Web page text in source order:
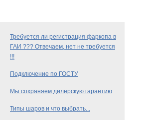
Требуется ли регистрация фаркопа в
ГАИ ??? Отвечаем, нет не требуется
!!!
Подключение по ГОСТУ
Мы сохраняем дилерскую гарантию
Типы шаров и что выбрать...